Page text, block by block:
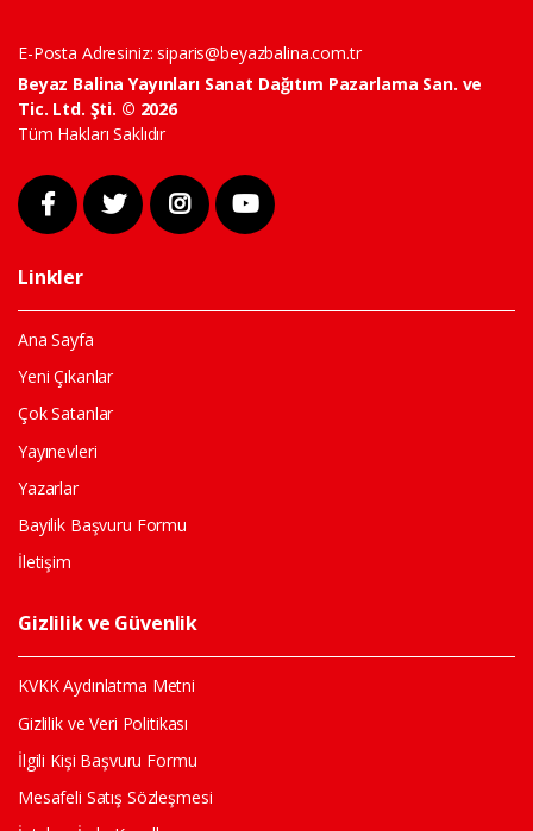
E-Posta Adresiniz:siparis@beyazbalina.com.tr
Beyaz Balina Yayınları Sanat Dağıtım Pazarlama San. ve
Tic. Ltd. Şti. © 2026
Tüm Hakları Saklıdır
Linkler
Ana Sayfa
Yeni Çıkanlar
Çok Satanlar
Yayınevleri
Yazarlar
Bayilik Başvuru Formu
İletişim
Gizlilik ve Güvenlik
KVKK Aydınlatma Metni
Gizlilik ve Veri Politikası
İlgili Kişi Başvuru Formu
Mesafeli Satış Sözleşmesi